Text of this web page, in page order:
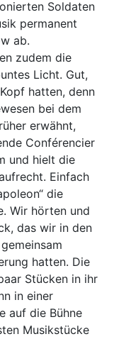
Soldaten
permanent
ab.
zudem die
Licht. Gut,
hatten, denn
bei dem
erwähnt,
Conférencier
und hielt die
Einfach
die
Wir hörten und
das wir in den
hatten. Die
Stücken in ihr
in einer
auf die Bühne
Musikstücke